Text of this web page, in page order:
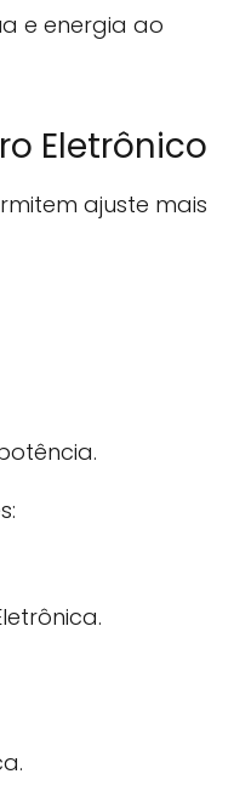
e energia ao
Eletrônico
ajuste mais